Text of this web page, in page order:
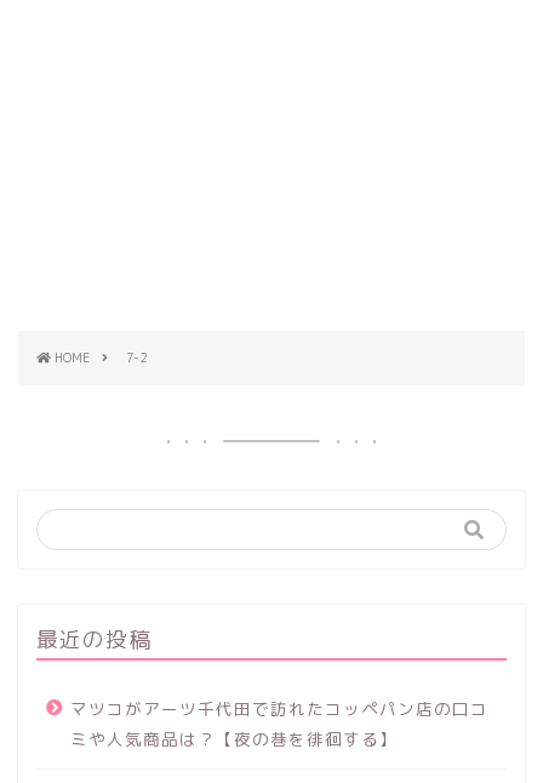
HOME 7-2
最近の投稿
マツコがアーツ千代田で訪れたコッペパン店の口コ
ミや人気商品は？【夜の巷を徘徊する】